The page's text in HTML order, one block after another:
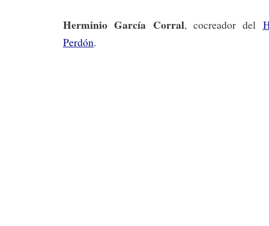
Herminio García Corral, cocreador del
Perdón.